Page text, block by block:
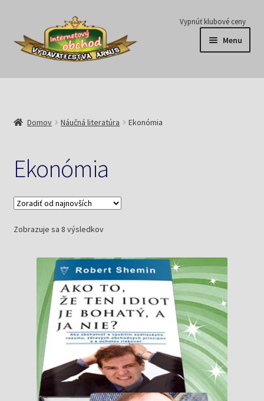
Preskočiť
navigáciu
Preskočiť
obsah
Vypnúť klubové ceny
Menu
Série
Predplatné
Pripravujeme
Pre školy
Knižný klub
Kontakt
Domov Náučná literatúra Ekonómia
Ekonómia
Zobrazuje sa 8 výsledkovZoradené